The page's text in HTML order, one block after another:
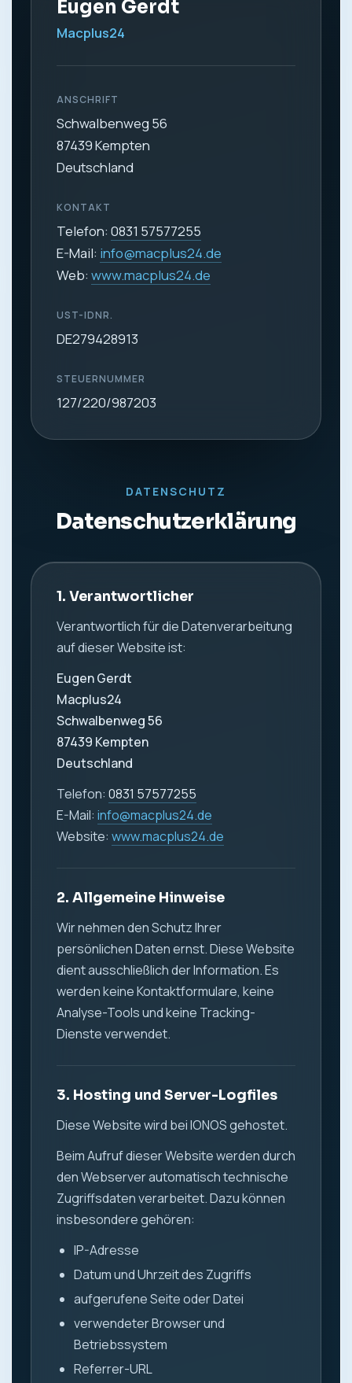
Eugen Gerdt
Macplus24
ANSCHRIFT
Schwalbenweg 56
87439 Kempten
Deutschland
KONTAKT
Telefon: 0831 57577255
E-Mail: info@macplus24.de
Web: www.macplus24.de
UST-IDNR.
DE279428913
STEUERNUMMER
127/220/987203
DATENSCHUTZ
Datenschutzerklärung
1. Verantwortlicher
Verantwortlich für die Datenverarbeitung
auf dieser Website ist:
Eugen Gerdt
Macplus24
Schwalbenweg 56
87439 Kempten
Deutschland
Telefon: 0831 57577255
E-Mail: info@macplus24.de
Website: www.macplus24.de
2. Allgemeine Hinweise
Wir nehmen den Schutz Ihrer
persönlichen Daten ernst. Diese Website
dient ausschließlich der Information. Es
werden keine Kontaktformulare, keine
Analyse-Tools und keine Tracking-
Dienste verwendet.
3. Hosting und Server-Logfiles
Diese Website wird bei IONOS gehostet.
Beim Aufruf dieser Website werden durch
den Webserver automatisch technische
Zugriffsdaten verarbeitet. Dazu können
insbesondere gehören:
IP-Adresse
Datum und Uhrzeit des Zugriffs
aufgerufene Seite oder Datei
verwendeter Browser und
Betriebssystem
Referrer-URL